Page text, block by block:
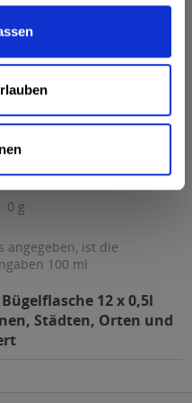
42 kcal / 179 kJ
0 g
0 g
11 g
11 g
0 g
0 g
angegeben, ist die
100 ml
12 x 0,5l
Städten, Orten und